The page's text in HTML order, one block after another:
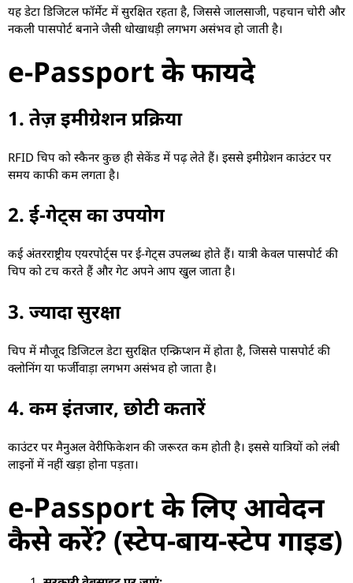
यह डेटा डिजिटल फॉर्मेट में सुरक्षित रहता है, जिससे जालसाजी, पहचान चोरी और
नकली पासपोर्ट बनाने जैसी धोखाधड़ी लगभग असंभव हो जाती है।
e-Passport के फायदे
1. तेज़ इमीग्रेशन प्रक्रिया
RFID चिप को स्कैनर कुछ ही सेकेंड में पढ़ लेते हैं। इससे इमीग्रेशन काउंटर पर
समय काफी कम लगता है।
2. ई-गेट्स का उपयोग
कई अंतरराष्ट्रीय एयरपोर्ट्स पर ई-गेट्स उपलब्ध होते हैं। यात्री केवल पासपोर्ट की
चिप को टच करते हैं और गेट अपने आप खुल जाता है।
3. ज्यादा सुरक्षा
चिप में मौजूद डिजिटल डेटा सुरक्षित एन्क्रिप्शन में होता है, जिससे पासपोर्ट की
क्लोनिंग या फर्जीवाड़ा लगभग असंभव हो जाता है।
4. कम इंतजार, छोटी कतारें
काउंटर पर मैनुअल वेरीफिकेशन की जरूरत कम होती है। इससे यात्रियों को लंबी
लाइनों में नहीं खड़ा होना पड़ता।
e-Passport के लिए आवेदन
कैसे करें? (स्टेप-बाय-स्टेप गाइड)